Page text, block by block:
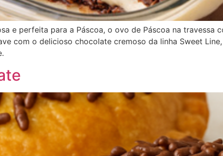
e perfeita para a Páscoa, o ovo de Páscoa na travessa
com o delicioso chocolate cremoso da linha Sweet